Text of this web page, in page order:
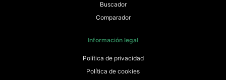
Buscador
Comparador
Información legal
Política de privacidad
Política de cookies